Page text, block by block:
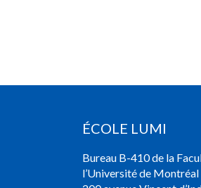
ÉCOLE LUMI
Bureau B-410 de la
l’Université de Montréal